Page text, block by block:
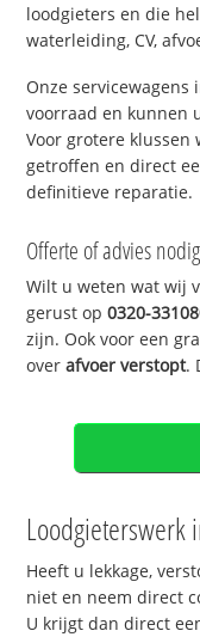
loodgieters en die
waterleiding, CV,
Onze
voorraad en kunnen
Voor grotere
getroffen en direct
definitieve reparatie.
Offerte of advies
Wilt u weten wat wij
gerust op0320-
zijn. Ook voor een
overafvoer verstopt.
Loodgieterswerk
Heeft u lekkage,
niet en neem direct
U krijgt dan direct